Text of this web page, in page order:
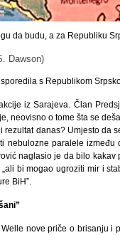
da budu, a za Republiku
s Republikom
iz Sarajeva. Član
neovisno o tome šta se
rezultat danas? Umjesto da
nebulozne paralele
naglasio je da bilo
bi mogao ugroziti mir i
BiH”.
nove priče o brisanju